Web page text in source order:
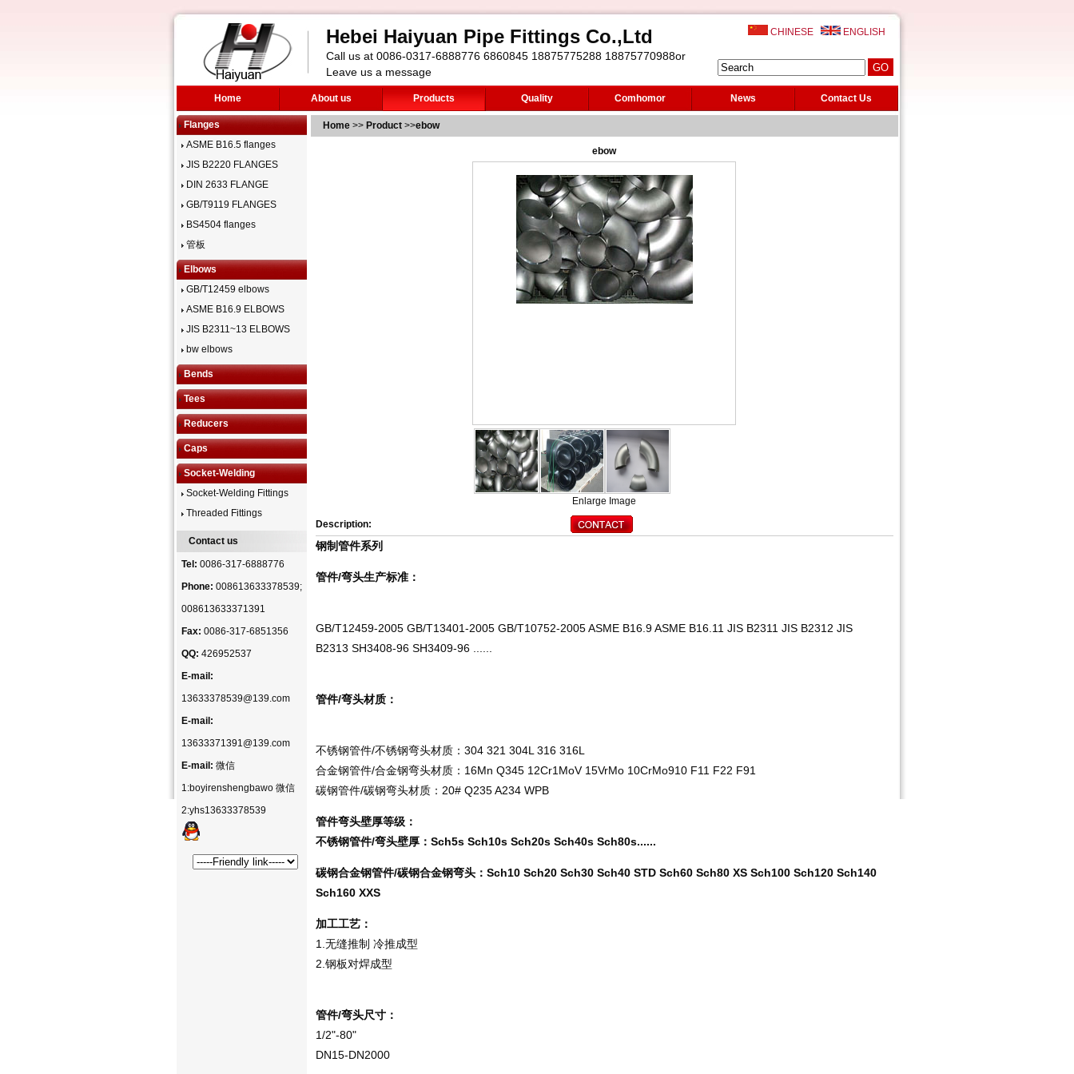
Hebei Haiyuan Pipe Fittings Co.,Ltd
Call us at 0086-0317-6888776 6860845 18875775288 18875770988or
Leave us a message
CHINESE ENGLISH
Home About us Products Quality Comhomor News Contact Us
Flanges
ASME B16.5 flanges
JIS B2220 FLANGES
DIN 2633 FLANGE
GB/T9119 FLANGES
BS4504 flanges
管板
Elbows
GB/T12459 elbows
ASME B16.9 ELBOWS
JIS B2311~13 ELBOWS
bw elbows
Bends
Tees
Reducers
Caps
Socket-Welding
Socket-Welding Fittings
Threaded Fittings
Contact us
Tel: 0086-317-6888776
Phone: 008613633378539;
008613633371391
Fax: 0086-317-6851356
QQ: 426952537
E-mail:
13633378539@139.com
E-mail:
13633371391@139.com
E-mail: 微信
1:boyirenshengbawo 微信
2:yhs13633378539
Home>> Product>>ebow
ebow
Enlarge Image
Description:
钢制管件系列
管件/弯头生产标准：
GB/T12459-2005 GB/T13401-2005 GB/T10752-2005 ASME B16.9 ASME B16.11 JIS B2311 JIS B2312 JIS
B2313 SH3408-96 SH3409-96 ......
管件/弯头材质：
不锈钢管件/不锈钢弯头材质：304 321 304L 316 316L
合金钢管件/合金钢弯头材质：16Mn Q345 12Cr1MoV 15VrMo 10CrMo910 F11 F22 F91
碳钢管件/碳钢弯头材质：20# Q235 A234 WPB
管件弯头壁厚等级：
不锈钢管件/弯头壁厚：Sch5s Sch10s Sch20s Sch40s Sch80s......
碳钢合金钢管件/碳钢合金钢弯头：Sch10 Sch20 Sch30 Sch40 STD Sch60 Sch80 XS Sch100 Sch120 Sch140
Sch160 XXS
加工工艺：
1.无缝推制 冷推成型
2.钢板对焊成型
管件/弯头尺寸：
1/2"-80"
DN15-DN2000